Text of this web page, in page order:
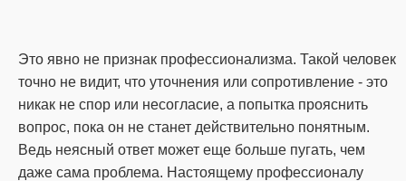
Это явно не признак профессионализма. Такой человек
точно не видит, что уточнения или сопротивление - это
никак не спор или несогласие, а попытка прояснить
вопрос, пока он не станет действительно понятным.
Ведь неясный ответ может еще больше пугать, чем
даже сама проблема. Настоящему профессионалу